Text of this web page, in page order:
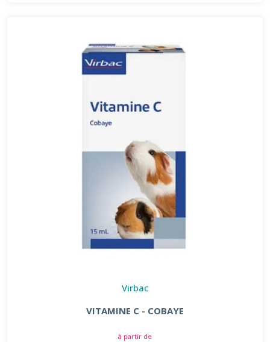
Virbac
VITAMINE C - COBAYE
à partir de